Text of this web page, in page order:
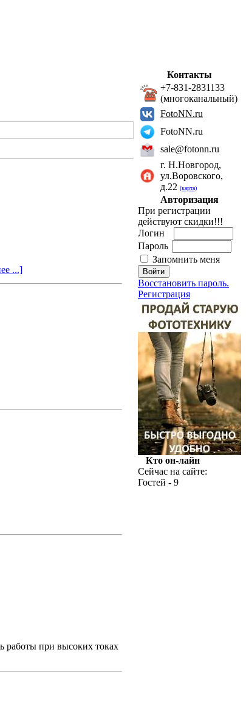
...]
работы при высоких токах
Контакты
+7-831-2831133
(многоканальный)
FotoNN.ru
FotoNN.ru
sale@fotonn.ru
г. Н.Новгород,
ул.Воровского,
д.22 (карта)
Авторизация
При регистрации
действуют скидки!!!
Логин
Пароль
Запомнить меня
Восстановить пароль.
Регистрация
Кто он-лайн
Сейчас на сайте:
Гостей - 9